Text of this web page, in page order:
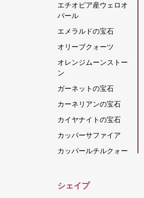
エチオピア産ウェロオ
パール
エメラルドの宝石
オリーブクォーツ
オレンジムーンストー
ン
ガーネットの宝石
カーネリアンの宝石
カイヤナイトの宝石
カッパーサファイア
カッパールチルクォー
ット
シェイプ